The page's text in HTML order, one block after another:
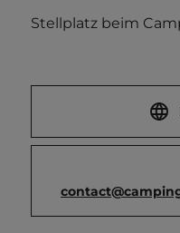
Stellplatz beim